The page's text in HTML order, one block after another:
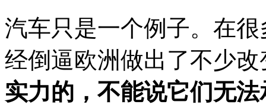
汽车只是一个例子。在
经倒逼欧洲做出了不少改
实力的，不能说它们无